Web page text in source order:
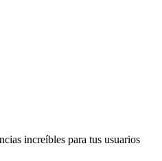
increíbles para tus usuarios